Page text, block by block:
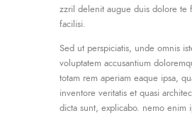
zzril delenit augue duis dolore te
facilisi.
Sed ut perspiciatis, unde omnis
voluptatem accusantium
totam rem aperiam eaque ipsa,
inventore veritatis et quasi
dicta sunt, explicabo. nemo enim